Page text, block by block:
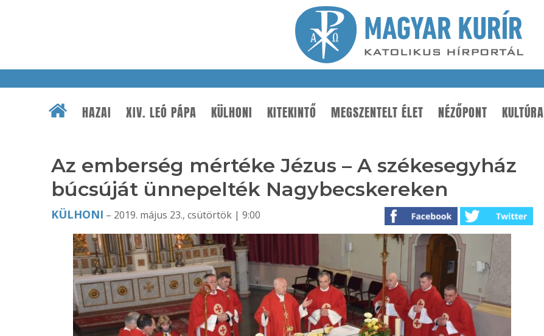
HAZAI XIV. LEÓ PÁPA KÜLHONI KITEKINTŐ MEGSZENTELT ÉLET NÉZŐPONT KULTÚRA
Az emberség mértéke Jézus – A székesegyház
búcsúját ünnepelték Nagybecskereken
KÜLHONI – 2019. május 23., csütörtök | 9:00